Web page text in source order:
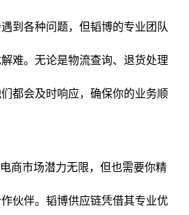
到各种问题，但韬博的专业团队
难。无论是物流查询、退货处理
都会及时响应，确保你的业务顺
商市场潜力无限，但也需要你精
伙伴。韬博供应链凭借其专业优